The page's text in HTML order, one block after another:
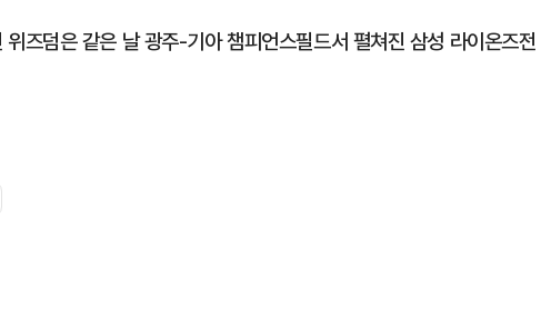
즈덤은 같은 날 광주-기아 챔피언스필드서 펼쳐진 삼성 라이온즈전